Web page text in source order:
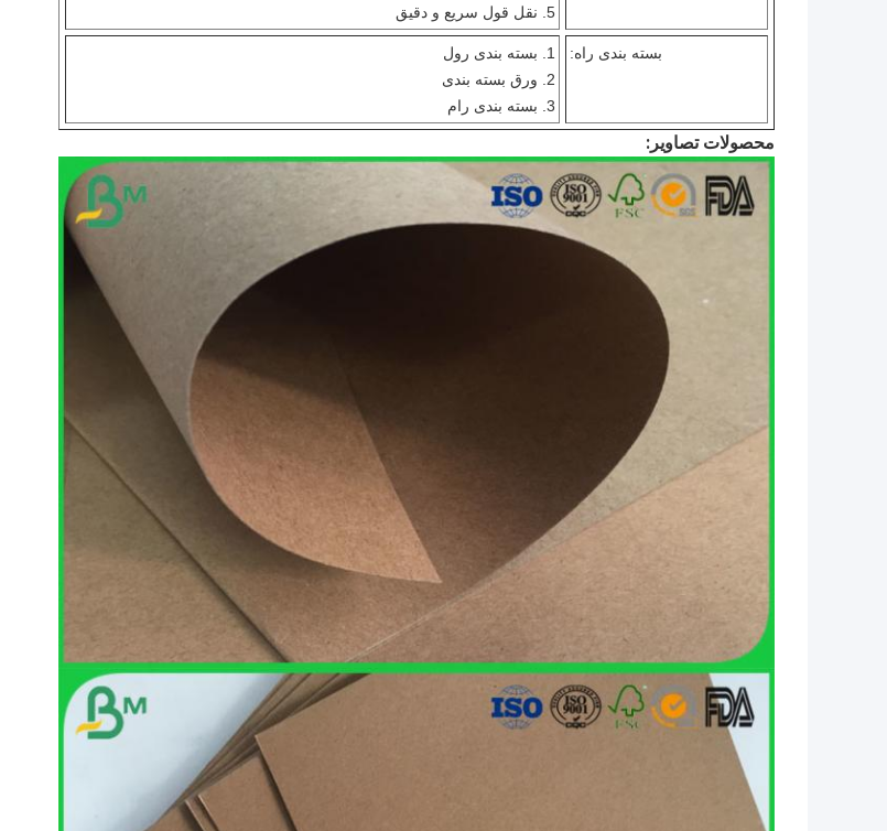
5. نقل قول سریع و دقیق
بسته بندی راه:
1. بسته بندی رول
2. ورق بسته بندی
3. بسته بندی رام
محصولات تصاویر: